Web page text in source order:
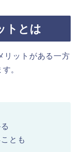
トとは
リットがある一方
。
とも